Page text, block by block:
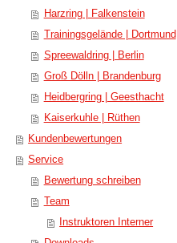
Harzring | Falkenstein
Trainingsgelände | Dortmund
Spreewaldring | Berlin
Groß Dölln | Brandenburg
Heidbergring | Geesthacht
Kaiserkuhle | Rüthen
Kundenbewertungen
Service
Bewertung schreiben
Team
Instruktoren Interner